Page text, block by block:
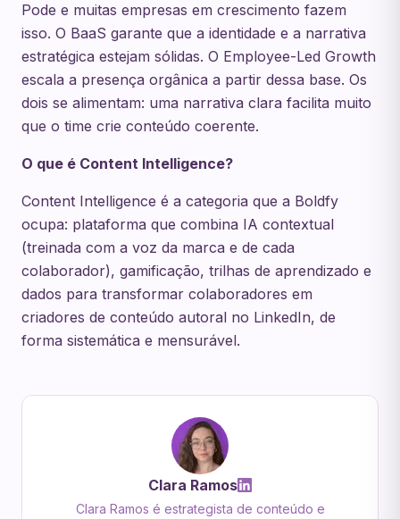
Pode e muitas empresas em crescimento fazem
isso. O BaaS garante que a identidade e a narrativa
estratégica estejam sólidas. O Employee-Led Growth
escala a presença orgânica a partir dessa base. Os
dois se alimentam: uma narrativa clara facilita muito
que o time crie conteúdo coerente.
O que é Content Intelligence?
Content Intelligence é a categoria que a Boldfy
ocupa: plataforma que combina IA contextual
(treinada com a voz da marca e de cada
colaborador), gamificação, trilhas de aprendizado e
dados para transformar colaboradores em
criadores de conteúdo autoral no LinkedIn, de
forma sistemática e mensurável.
Clara Ramos
Clara Ramos é estrategista de conteúdo e